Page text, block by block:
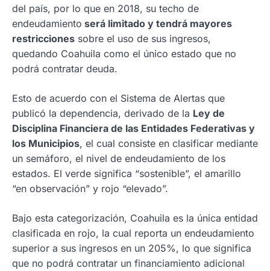
del país, por lo que en 2018, su techo de
endeudamiento será limitado y tendrá mayores
restricciones sobre el uso de sus ingresos,
quedando Coahuila como el único estado que no
podrá contratar deuda.
Esto de acuerdo con el Sistema de Alertas que
publicó la dependencia, derivado de la Ley de
Disciplina Financiera de las Entidades Federativas y
los Municipios, el cual consiste en clasificar mediante
un semáforo, el nivel de endeudamiento de los
estados. El verde significa “sostenible”, el amarillo
“en observación” y rojo “elevado”.
Bajo esta categorización, Coahuila es la única entidad
clasificada en rojo, la cual reporta un endeudamiento
superior a sus ingresos en un 205%, lo que significa
que no podrá contratar un financiamiento adicional